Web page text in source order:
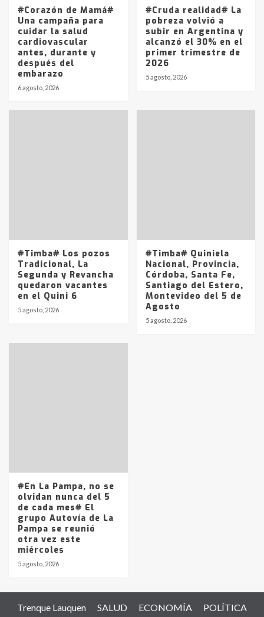
2
14 allanamientos con Gendarmería
en T.Lauquen, Pehuajó y Carlos
Casares
Identidad de los adolescentes
pampeanos que fueron
#Corazón de Mamá#
Una campaña para
cuidar la salud
cardiovascular
antes, durante y
después del
embarazo
6 agosto, 2026
#Cruda realidad# La
pobreza volvió a
subir en Argentina y
alcanzó el 30% en el
primer trimestre de
2026
5 agosto, 2026
#Timba# Los pozos
Tradicional, La
Segunda y Revancha
quedaron vacantes
en el Quini 6
5 agosto, 2026
#Timba# Quiniela
Nacional, Provincia,
Córdoba, Santa Fe,
Santiago del Estero,
Montevideo del 5 de
Agosto
5 agosto, 2026
#En La Pampa, no se
olvidan nunca del 5
de cada mes# El
grupo Autovía de La
Pampa se reunió
otra vez este
miércoles
5 agosto, 2026
Trenque Lauquen SALUD ECONOMÍA POLÍTICA